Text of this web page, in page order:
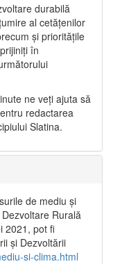
durabilă
al cetățenilor
și prioritățile
în
ne veți ajuta să
redactarea
Slatina.
de mediu și
Rurală
2021, pot fi
și Dezvoltării
si-clima.html